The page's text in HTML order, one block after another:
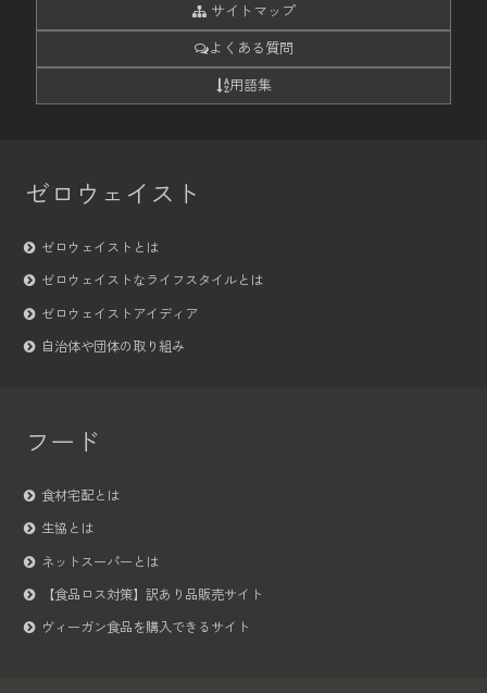
サイトマップ
よくある質問
用語集
ゼロウェイスト
ゼロウェイストとは
ゼロウェイストなライフスタイルとは
ゼロウェイストアイディア
自治体や団体の取り組み
フード
食材宅配とは
生協とは
ネットスーパーとは
【食品ロス対策】訳あり品販売サイト
ヴィーガン食品を購入できるサイト